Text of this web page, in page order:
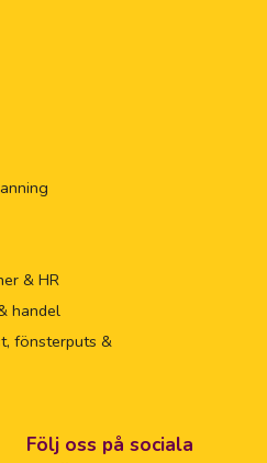
& HR
handel
fönsterputs &
Följ oss på sociala